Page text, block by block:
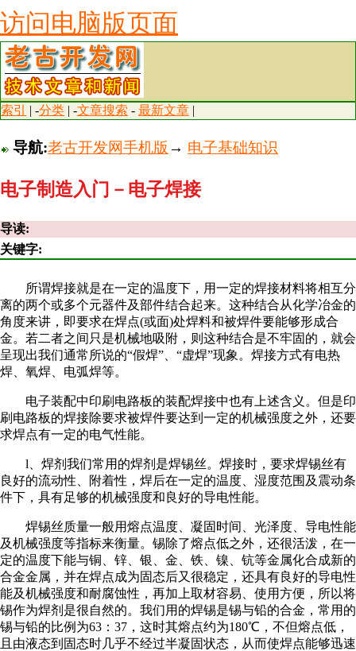
访问电脑版页面
索引 | -分类 | -文章搜索 - 最新文章 |
导航:老古开发网手机版 → 电子基础知识
电子制造入门－电子焊接
导读:
关键字:
所谓焊接就是在一定的温度下，用一定的焊接材料将相互分
离的两个或多个元器件及部件结合起来。这种结合从化学冶金的
角度来讲，即要求在焊点(或面)处焊料和被焊件要能够形成合
金。若二者之间只是机械地吸附，则这种结合是不牢固的，就会
呈现出我们通常所说的“假焊”、“虚焊”现象。焊接方式有电热
焊、氧焊、电弧焊等。
电子装配中印刷电路板的装配焊接中也有上述含义。但是印
刷电路板的焊接除要求被焊件要达到一定的机械强度之外，还要
求焊点有一定的电气性能。
l、焊剂我们常用的焊剂是焊锡丝。焊接时，要求焊锡丝有
良好的流动性、附着性，焊后在一定的温度、湿度范围及震动条
件下，具有足够的机械强度和良好的导电性能。
焊锡丝质量一般用熔点温度、凝固时间、光泽度、导电性能
及机械强度等指标来衡量。锡除了熔点低之外，还很活泼，在一
定的温度下能与铜、锌、银、金、铁、镍、钪等金属化合成新的
合金金属，并在焊点成为固态后又很稳定，还具有良好的导电性
能及机械强度和耐腐蚀性，再加上取材容易、使用方便，所以将
锡作为焊剂是很自然的。我们用的焊锡是锡与铅的合金，常用的
锡与铅的比例为63：37，这时其熔点约为180℃，不但熔点低，
且由液态到固态时几乎不经过半凝固状态，从而使焊点能够迅速